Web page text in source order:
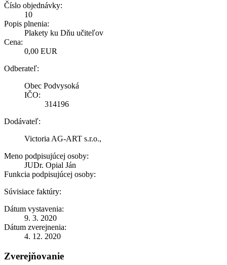
Číslo objednávky:
10
Popis plnenia:
Plakety ku Dňu učiteľov
Cena:
0,00 EUR
Odberateľ:
Obec Podvysoká
IČO:
314196
Dodávateľ:
Victoria AG-ART s.r.o.,
Meno podpisujúcej osoby:
JUDr. Opial Ján
Funkcia podpisujúcej osoby:
Súvisiace faktúry:
Dátum vystavenia:
9. 3. 2020
Dátum zverejnenia:
4. 12. 2020
Zverejňovanie